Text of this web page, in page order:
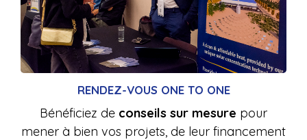
RENDEZ-VOUS ONE TO ONE
Bénéficiez de conseils sur mesure pour
mener à bien vos projets, de leur financement